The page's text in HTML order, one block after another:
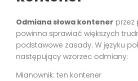
Odmiana słowa kontener przez
powinna sprawiać większych
podstawowe zasady. W języku
następujący wzorzec odmiany:
Mianownik: ten kontener